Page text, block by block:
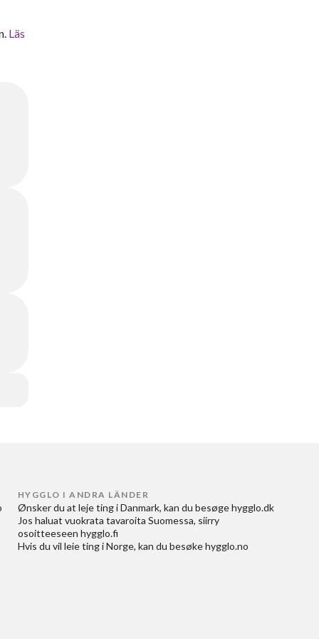
Läs
HYGGLO I ANDRA LÄNDER
Ønsker du at leje ting i Danmark, kan du besøge hygglo.dk
Jos haluat vuokrata tavaroita Suomessa, siirry
osoitteeseen hygglo.fi
Hvis du vil leie ting i Norge, kan du besøke hygglo.no